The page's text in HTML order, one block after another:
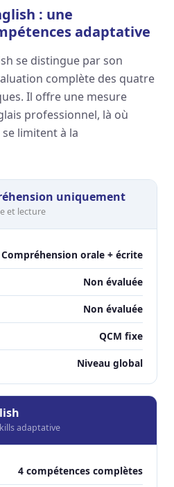
: une
adaptative
se distingue par son
complète des quatre
Il offre une mesure
professionnel, là où
limitent à la
uniquement
et lecture
Compréhension orale + écrite
Non évaluée
Non évaluée
QCM fixe
Niveau global
adaptative
4 compétences complètes